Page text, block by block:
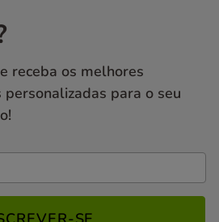
receba os melhores
para o seu